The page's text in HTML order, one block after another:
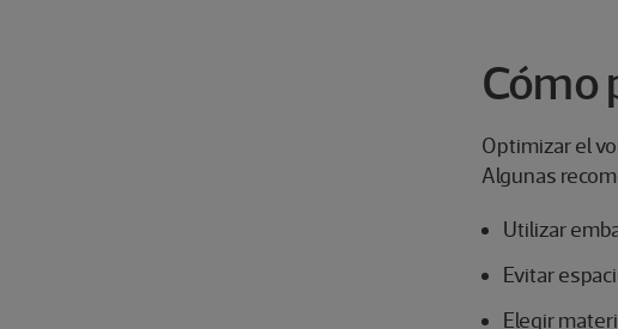
Cómo
Optimizar el
Algunas
Utilizar
Evitar
Elegir